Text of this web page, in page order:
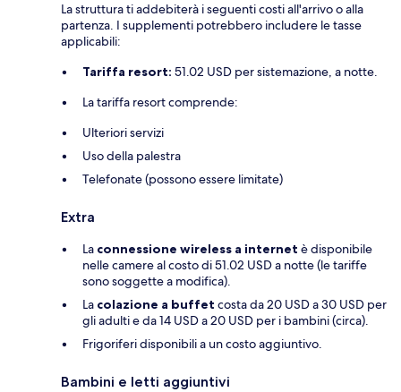
La struttura ti addebiterà i seguenti costi all'arrivo o alla
partenza. I supplementi potrebbero includere le tasse
applicabili:
Tariffa resort: 51.02 USD per sistemazione, a notte.
La tariffa resort comprende:
Ulteriori servizi
Uso della palestra
Telefonate (possono essere limitate)
Extra
La connessione wireless a internet è disponibile
nelle camere al costo di 51.02 USD a notte (le tariffe
sono soggette a modifica).
La colazione a buffet costa da 20 USD a 30 USD per
gli adulti e da 14 USD a 20 USD per i bambini (circa).
Frigoriferi disponibili a un costo aggiuntivo.
Bambini e letti aggiuntivi